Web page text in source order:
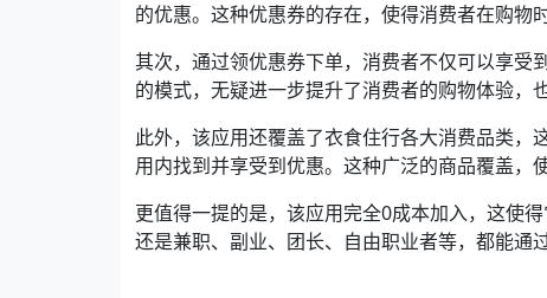
的优惠。这种优惠券的存在，使得消费者在购物
其次，通过领优惠券下单，消费者不仅可以享受
的模式，无疑进一步提升了消费者的购物体验，
此外，该应用还覆盖了衣食住行各大消费品类
用内找到并享受到优惠。这种广泛的商品覆盖，
更值得一提的是，该应用完全0成本加入，这使
还是兼职、副业、团长、自由职业者等，都能通